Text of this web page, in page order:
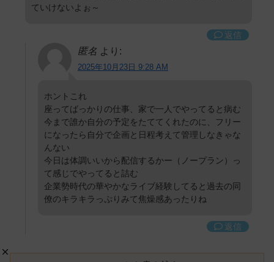
ていけないよぉ～
返信
匿名 より:
2025年10月23日 9:28 AM
ホントこれ
座ってばっかりの仕事、家で一人でやってると病む
今まで誰か自分の予定をたててくれたのに、フリー
になったら自分で企画と日程考えて管理しなきゃな
んない
今日は体調いいから配信するかー（ノープラン）っ
て感じでやってると詰む
企業勢時代の華やかなライブ経験してると過去の同
僚のキラキラっぷりみて焦燥感あったりね
返信